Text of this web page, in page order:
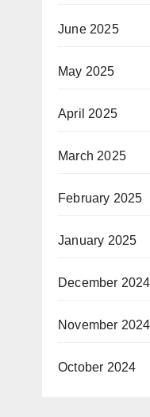
June 2025
May 2025
April 2025
March 2025
February 2025
January 2025
December 2024
November 2024
October 2024